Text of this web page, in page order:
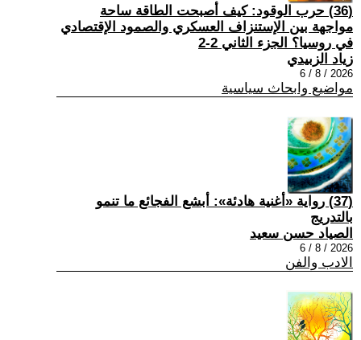
(36) حرب الوقود: كيف أصبحت الطاقة ساحة
مواجهة بين الإستنزاف العسكري والصمود الإقتصادي
في روسيا؟ الجزء الثاني 2-2
زياد الزبيدي
2026 / 8 / 6
مواضيع وابحاث سياسية
(37) رواية «أغنية هادئة»: أبشع الفجائع ما تنمو
بالتدريج
الصياد حسن سعيد
2026 / 8 / 6
الادب والفن